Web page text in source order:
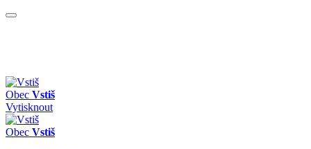
Obec Vstiš
Vytisknout
Obec Vstiš